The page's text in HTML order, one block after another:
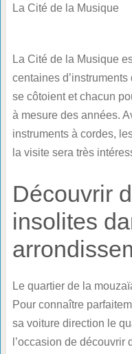
La Cité de la Musique
La Cité de la Musique
centaines
se côtoient et chacun
à mesure des années.
instruments à cordes,
la visite sera très
Découvrir
insolites
Le quartier de la
Pour connaître
sa voiture direction le
l’occasion de